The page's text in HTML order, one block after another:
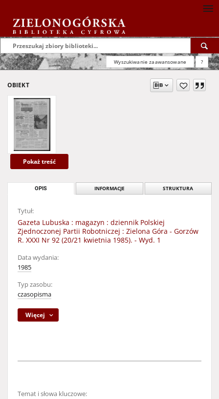
Wyszukiwanie zaawansowane ?
OBIEKT
Pokaż treść
OPIS INFORMACJE STRUKTURA
Tytuł:
Gazeta Lubuska : magazyn : dziennik Polskiej
Zjednoczonej Partii Robotniczej : Zielona Góra - Gorzów
R. XXXI Nr 92 (20/21 kwietnia 1985). - Wyd. 1
Data wydania:
1985
Typ zasobu:
czasopisma
Więcej
Temat i słowa kluczowe: